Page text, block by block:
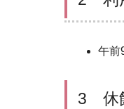
午前
3 休